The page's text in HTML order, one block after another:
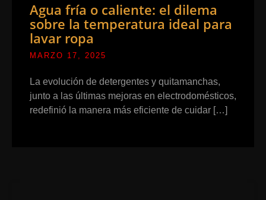
Agua fría o caliente: el dilema
sobre la temperatura ideal para
lavar ropa
MARZO 17, 2025
La evolución de detergentes y quitamanchas,
junto a las últimas mejoras en electrodomésticos,
redefinió la manera más eficiente de cuidar […]